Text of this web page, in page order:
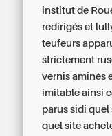
institut de
redirigés et
teufeurs
strictement
vernis aminés
imitable ainsi
parus sidi
quel site